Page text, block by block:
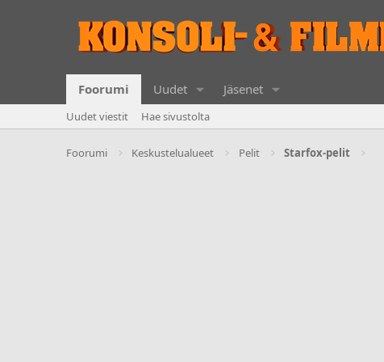
Foorumi Uudet Jäsenet
Uudet viestit Hae sivustolta
Foorumi Keskustelualueet Pelit Starfox-pelit